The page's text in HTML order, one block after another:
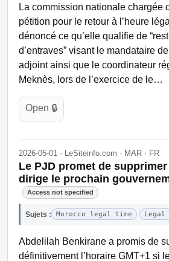
La commission nationale chargée
pétition pour le retour à l’heure
dénoncé ce qu’elle qualifie de
d’entraves” visant le mandataire
adjoint ainsi que le coordinateur
Meknès, lors de l’exercice de le…
Open 🔒
2026-05-01 · LeSiteinfo.com · MAR · FR
Le PJD promet de supprimer
dirige le prochain
Access not specified
Sujets : Morocco legal time Legal
Abdelilah Benkirane a promis de
définitivement l’horaire GMT+1 si